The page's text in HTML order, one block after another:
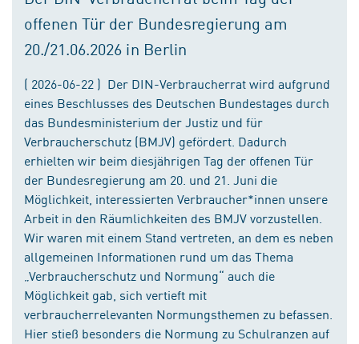
offenen Tür der Bundesregierung am
20./21.06.2026 in Berlin
( 2026-06-22 ) Der DIN-Verbraucherrat wird aufgrund
eines Beschlusses des Deutschen Bundestages durch
das Bundesministerium der Justiz und für
Verbraucherschutz (BMJV) gefördert. Dadurch
erhielten wir beim diesjährigen Tag der offenen Tür
der Bundesregierung am 20. und 21. Juni die
Möglichkeit, interessierten Verbraucher*innen unsere
Arbeit in den Räumlichkeiten des BMJV vorzustellen.
Wir waren mit einem Stand vertreten, an dem es neben
allgemeinen Informationen rund um das Thema
„Verbraucherschutz und Normung“ auch die
Möglichkeit gab, sich vertieft mit
verbraucherrelevanten Normungsthemen zu befassen.
Hier stieß besonders die Normung zu Schulranzen auf